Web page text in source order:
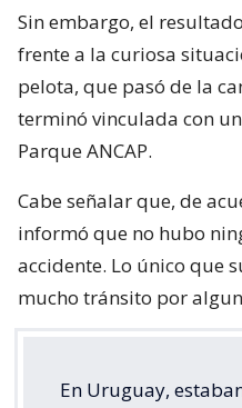
Sin embargo, el
frente a la curiosa
pelota, que pasó de la
terminó vinculada con
Parque ANCAP.
Cabe señalar que, de
informó que no hubo
accidente. Lo único que
mucho tránsito por
En Uruguay,